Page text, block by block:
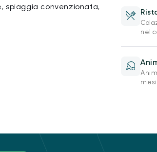
spiaggia convenzionata,
nel